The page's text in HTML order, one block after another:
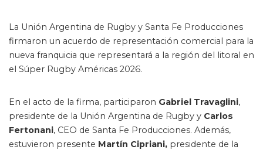
La Unión Argentina de Rugby y Santa Fe Producciones
firmaron un acuerdo de representación comercial para la
nueva franquicia que representará a la región del litoral en
el Súper Rugby Américas 2026.
En el acto de la firma, participaron Gabriel Travaglini,
presidente de la Unión Argentina de Rugby y Carlos
Fertonani, CEO de Santa Fe Producciones. Además,
estuvieron presente Martín Cipriani, presidente de la